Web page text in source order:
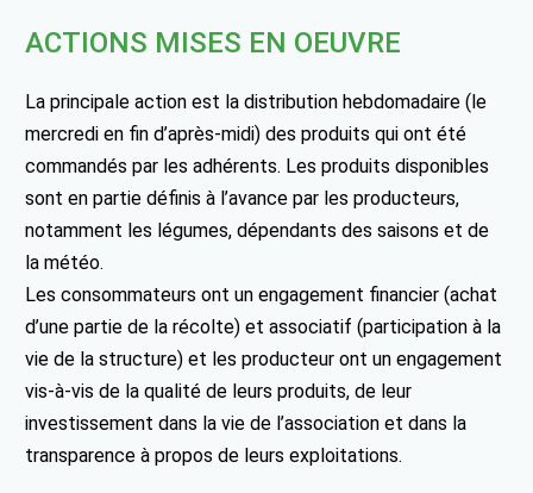
ACTIONS MISES EN OEUVRE
La principale action est la distribution hebdomadaire (le
mercredi en fin d’après-midi) des produits qui ont été
commandés par les adhérents. Les produits disponibles
sont en partie définis à l’avance par les producteurs,
notamment les légumes, dépendants des saisons et de
la météo.
Les consommateurs ont un engagement financier (achat
d’une partie de la récolte) et associatif (participation à la
vie de la structure) et les producteur ont un engagement
vis-à-vis de la qualité de leurs produits, de leur
investissement dans la vie de l’association et dans la
transparence à propos de leurs exploitations.